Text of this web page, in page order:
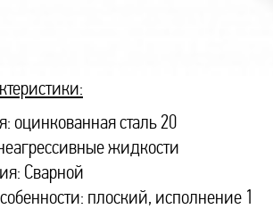
оцинкованная сталь 20
жидкости
Сварной
плоский, исполнение 1